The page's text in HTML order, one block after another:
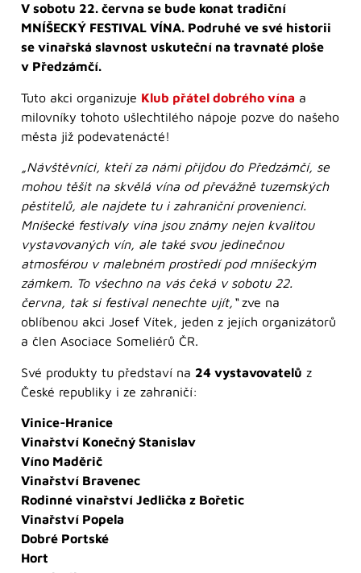
V sobotu 22. června se bude konat tradiční
MNÍŠECKÝ FESTIVAL VÍNA. Podruhé ve své historii
se vinařská slavnost uskuteční na travnaté ploše
v Předzámčí.
Tuto akci organizuje Klub přátel dobrého vína a
milovníky tohoto ušlechtilého nápoje pozve do našeho
města již podevatenácté!
„Návštěvníci, kteří za námi přijdou do Předzámčí, se
mohou těšit na skvělá vína od převážně tuzemských
pěstitelů, ale najdete tu i zahraniční provenienci.
Mníšecké festivaly vína jsou známy nejen kvalitou
vystavovaných vín, ale také svou jedinečnou
atmosférou v malebném prostředí pod mníšeckým
zámkem. To všechno na vás čeká v sobotu 22.
června, tak si festival nenechte ujít,“zve na
oblíbenou akci Josef Vítek, jeden z jejích organizátorů
a člen Asociace Someliérů ČR.
Své produkty tu představí na 24 vystavovatelů z
České republiky i ze zahraničí:
Vinice-Hranice
Vinařství Konečný Stanislav
Víno Maděrič
Vinařství Bravenec
Rodinné vinařství Jedlička z Bořetic
Vinařství Popela
Dobré Portské
Hort